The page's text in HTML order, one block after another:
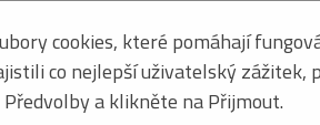
výpis
SERIÁL
cookies, které pomáhají
co nejlepší uživatelský zážitek,
a klikněte na Přijmout.